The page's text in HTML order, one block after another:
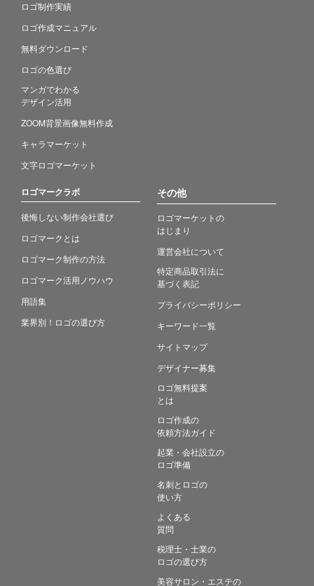
ロゴ制作実績
ロゴ作成マニュアル
無料ダウンロード
ロゴの色選び
マンガでわかる
デザイン活用
ZOOM背景画像無料作成
キャラマーケット
文字ロゴマーケット
ロゴマークラボ
後悔しない制作会社選び
ロゴマークとは
ロゴマーク制作の方法
ロゴマーク活用ノウハウ
用語集
業界別！ロゴの選び方
その他
ロゴマーケットの
はじまり
運営会社について
特定商品取引法に
基づく表記
プライバシーポリシー
キーワード一覧
サイトマップ
デザイナー募集
ロゴ無料提案
とは
ロゴ作成の
依頼方法ガイド
起業・会社設立の
ロゴ準備
名刺とロゴの
使い方
よくある
質問
税理士・士業の
ロゴの選び方
美容サロン・エステの